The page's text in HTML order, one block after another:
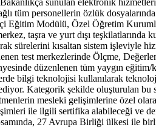
tüm personellerin özlük
Eğitim Modülü, Özel Öğretim
taşra ve yurt dışı teşkilatlarında
sürelerini kısaltan sistem işleviyle
test merkezlerinde Ölçme,
düzenlenen tüm yaygın
bilgi teknolojisi kullanılarak
Kategorik şekilde oluşturulan bu
mesleki gelişimlerine özel
ile ilgili sertifika alabileceği ve
27 Avrupa Birliği ülkesi ile